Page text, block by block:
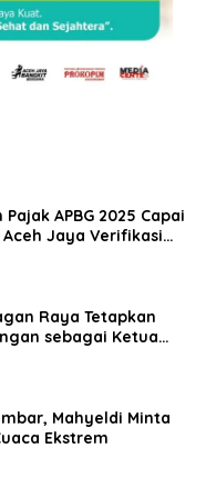
APBG 2025 Capai
Aceh Jaya Verifikasi
Raya Tetapkan
sebagai Ketua
Mahyeldi Minta
Ekstrem